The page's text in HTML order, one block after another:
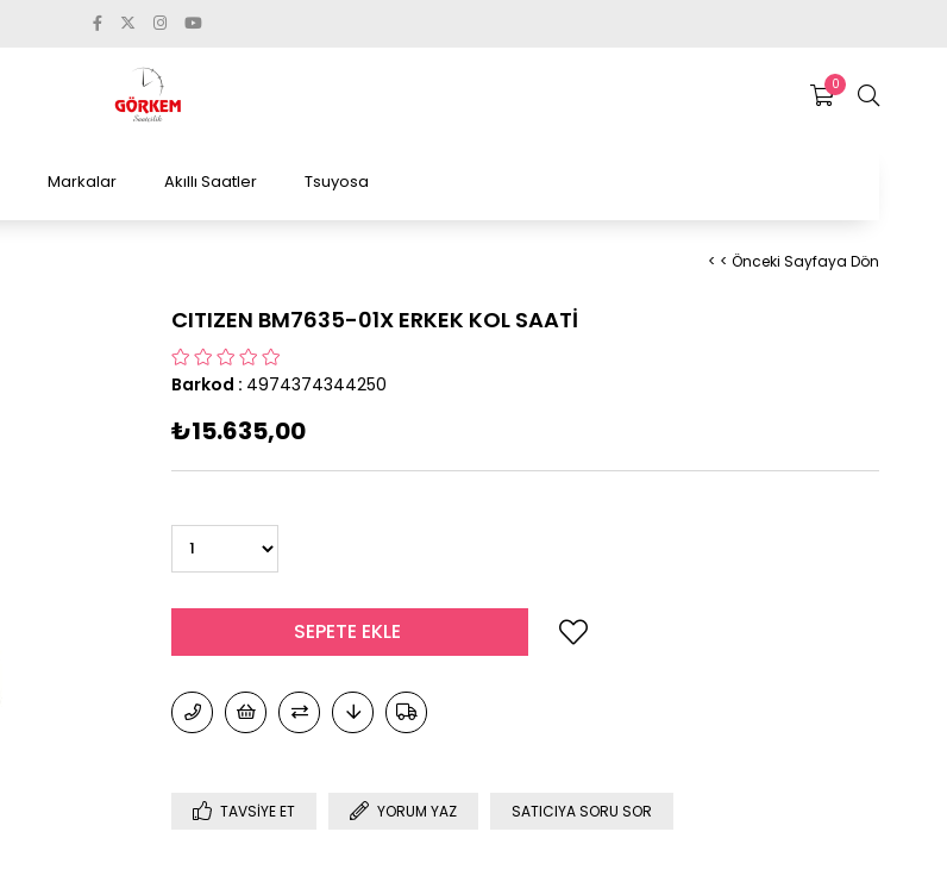
0
Markalar Akıllı Saatler Tsuyosa
< < Önceki Sayfaya Dön
CITIZEN BM7635-01X ERKEK KOL SAATİ
Barkod : 4974374344250
₺15.635,00
TAVSIYE ET YORUM YAZ SATICIYA SORU SOR